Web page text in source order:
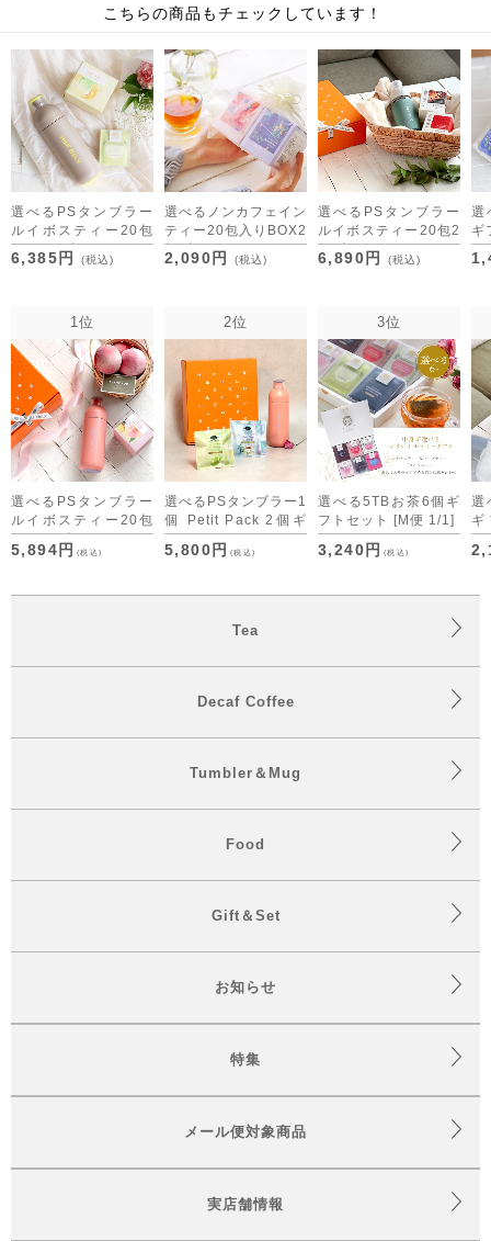
こちらの商品もチェックしています！
選べるPSタンブラー
ルイボスティー20包
＆5tbのギフトセット
6,385円 (税込)
選べるノンカフェイン
ティー20包入りBOX2
個ギフトセット
2,090円 (税込)
選べるPSタンブラー
ルイボスティー20包2
個ギフトセット
6,890円 (税込)
選
ギ
[M
1位
選べるPSタンブラー
ルイボスティー20包
CUBE ギフトセット
5,894円 (税込)
2位
選べるPSタンブラー1
個 Petit Pack 2個ギ
フトセット
5,800円 (税込)
3位
選べる5TBお茶6個ギ
フトセット
[M便 1/1]
3,240円 (税込)
選
1/
Tea
Decaf Coffee
Tumbler＆Mug
Food
Gift＆Set
お知らせ
特集
メール便対象商品
実店舗情報